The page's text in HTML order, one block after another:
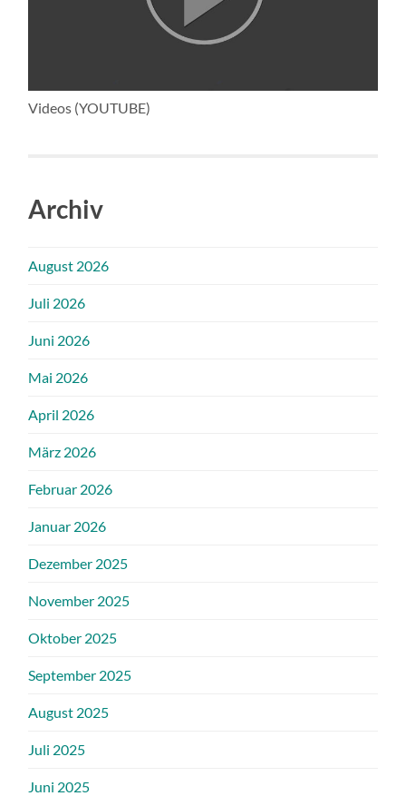
Videos (YOUTUBE)
Archiv
August 2026
Juli 2026
Juni 2026
Mai 2026
April 2026
März 2026
Februar 2026
Januar 2026
Dezember 2025
November 2025
Oktober 2025
September 2025
August 2025
Juli 2025
Juni 2025